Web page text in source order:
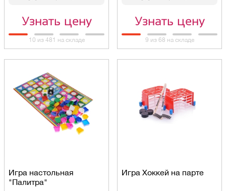
Узнать цену
10 из 481 на складе
Узнать цену
9 из 68 на складе
Игра настольная
"Палитра"
Игра Хоккей на парте